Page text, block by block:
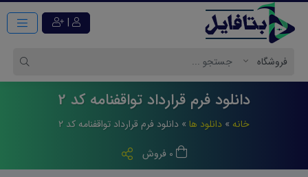
|
دانلود فرم قرارداد تواقفنامه کد 2
خانه » دانلود ها » دانلود فرم قرارداد تواقفنامه کد ۲